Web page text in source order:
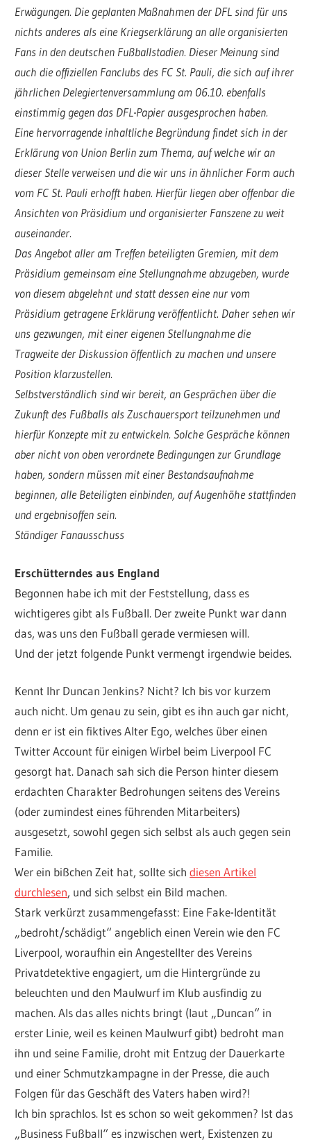
Erwägungen. Die geplanten Maßnahmen der DFL sind für uns
nichts anderes als eine Kriegserklärung an alle organisierten
Fans in den deutschen Fußballstadien. Dieser Meinung sind
auch die offiziellen Fanclubs des FC St. Pauli, die sich auf ihrer
jährlichen Delegiertenversammlung am 06.10. ebenfalls
einstimmig gegen das DFL-Papier ausgesprochen haben.
Eine hervorragende inhaltliche Begründung findet sich in der
Erklärung von Union Berlin zum Thema, auf welche wir an
dieser Stelle verweisen und die wir uns in ähnlicher Form auch
vom FC St. Pauli erhofft haben. Hierfür liegen aber offenbar die
Ansichten von Präsidium und organisierter Fanszene zu weit
auseinander.
Das Angebot aller am Treffen beteiligten Gremien, mit dem
Präsidium gemeinsam eine Stellungnahme abzugeben, wurde
von diesem abgelehnt und statt dessen eine nur vom
Präsidium getragene Erklärung veröffentlicht. Daher sehen wir
uns gezwungen, mit einer eigenen Stellungnahme die
Tragweite der Diskussion öffentlich zu machen und unsere
Position klarzustellen.
Selbstverständlich sind wir bereit, an Gesprächen über die
Zukunft des Fußballs als Zuschauersport teilzunehmen und
hierfür Konzepte mit zu entwickeln. Solche Gespräche können
aber nicht von oben verordnete Bedingungen zur Grundlage
haben, sondern müssen mit einer Bestandsaufnahme
beginnen, alle Beteiligten einbinden, auf Augenhöhe stattfinden
und ergebnisoffen sein.
Ständiger Fanausschuss
Erschütterndes aus England
Begonnen habe ich mit der Feststellung, dass es
wichtigeres gibt als Fußball. Der zweite Punkt war dann
das, was uns den Fußball gerade vermiesen will.
Und der jetzt folgende Punkt vermengt irgendwie beides.
Kennt Ihr Duncan Jenkins? Nicht? Ich bis vor kurzem
auch nicht. Um genau zu sein, gibt es ihn auch gar nicht,
denn er ist ein fiktives Alter Ego, welches über einen
Twitter Account für einigen Wirbel beim Liverpool FC
gesorgt hat. Danach sah sich die Person hinter diesem
erdachten Charakter Bedrohungen seitens des Vereins
(oder zumindest eines führenden Mitarbeiters)
ausgesetzt, sowohl gegen sich selbst als auch gegen sein
Familie.
Wer ein bißchen Zeit hat, sollte sichdiesen Artikel
durchlesen, und sich selbst ein Bild machen.
Stark verkürzt zusammengefasst: Eine Fake-Identität
„bedroht/schädigt“ angeblich einen Verein wie den FC
Liverpool, woraufhin ein Angestellter des Vereins
Privatdetektive engagiert, um die Hintergründe zu
beleuchten und den Maulwurf im Klub ausfindig zu
machen. Als das alles nichts bringt (laut „Duncan“ in
erster Linie, weil es keinen Maulwurf gibt) bedroht man
ihn und seine Familie, droht mit Entzug der Dauerkarte
und einer Schmutzkampagne in der Presse, die auch
Folgen für das Geschäft des Vaters haben wird?!
Ich bin sprachlos. Ist es schon so weit gekommen? Ist das
„Business Fußball“ es inzwischen wert, Existenzen zu